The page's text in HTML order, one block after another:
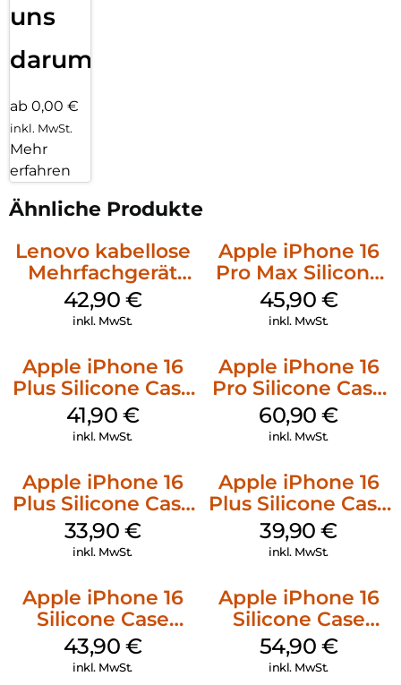
uns
darum!
ab 0,00 €
inkl. MwSt.
Mehr
erfahren
Ähnliche Produkte
Lenovo kabellose
Mehrfachgerät
Luna Grey
42,90 €
inkl. MwSt.
Apple iPhone 16
Pro Max Silicone
Case MagSafe
Ultramarine
45,90 €
inkl. MwSt.
Apple iPhone 16
Plus Silicone Case
MagSafe Stone
Gray
41,90 €
inkl. MwSt.
Apple iPhone 16
Pro Silicone Case
MagSafe Stone
Gray
60,90€
inkl. MwSt.
Apple iPhone 16
Plus Silicone Case
MagSafe Lake
Green
33,90 €
inkl. MwSt.
Apple iPhone 16
Plus Silicone Case
MagSafe Plum
39,90€
inkl. MwSt.
Apple iPhone 16
Silicone Case
MagSafe Plum
43,90 €
inkl. MwSt.
Apple iPhone 16
Silicone Case
MagSafe Lake
Green
54,90 €
inkl. MwSt.